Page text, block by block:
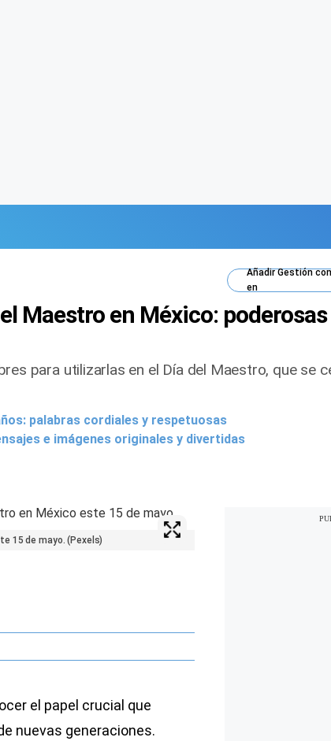
AñadirGestión
en
Maestro en México:
para utilizarlas en el Día del Maestro, que se
palabras cordiales y respetuosas
e imágenes originales y divertidas
15 de mayo. (Pexels)
el papel crucial que
nuevas generaciones.